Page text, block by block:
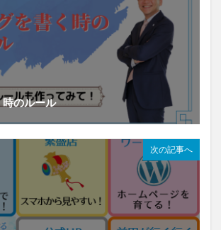
のルール
次の記事へ